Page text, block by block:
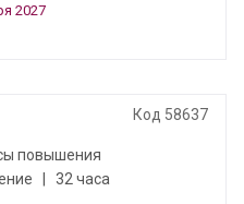
2027
Код 58637
повышения
32 часа